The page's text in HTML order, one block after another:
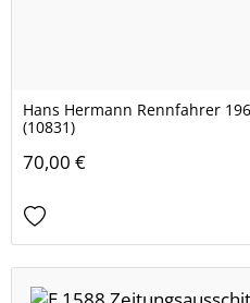
Hans Hermann Rennfahrer
(10831)
70,00 €